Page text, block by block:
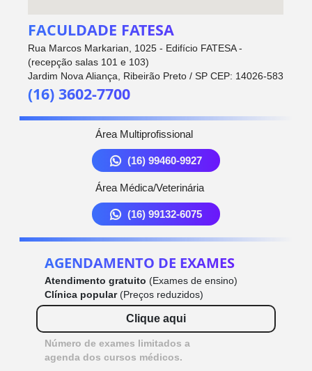
FACULDADE FATESA
Rua Marcos Markarian, 1025 - Edifício FATESA -
(recepção salas 101 e 103)
Jardim Nova Aliança, Ribeirão Preto / SP CEP: 14026-583
(16) 3602-7700
Área Multiprofissional
(16) 99460-9927
Área Médica/Veterinária
(16) 99132-6075
AGENDAMENTO DE EXAMES
Atendimento gratuito (Exames de ensino)
Clínica popular(Preços reduzidos)
Clique aqui
Número de exames limitados a
agenda dos cursos médicos.